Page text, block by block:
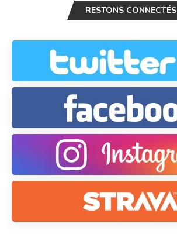
RESTONS CONNECTÉS